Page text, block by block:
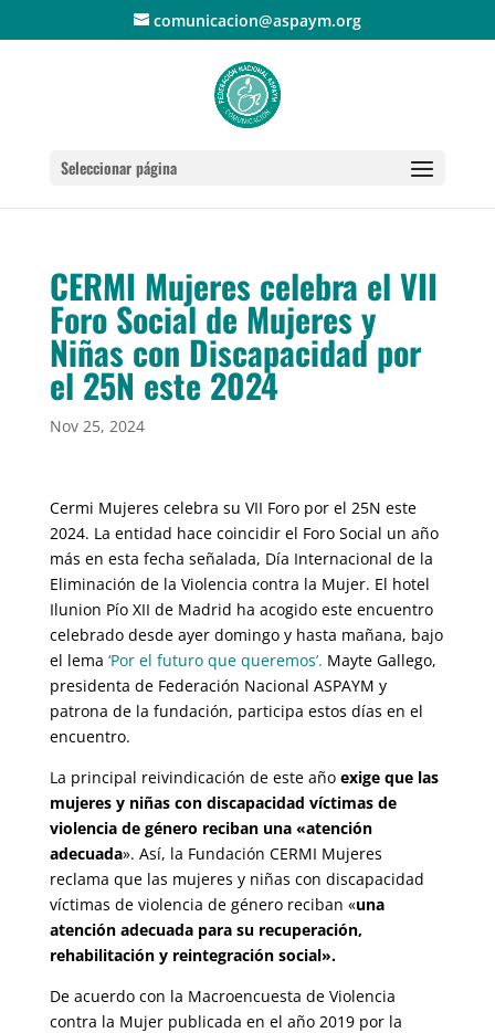
comunicacion@aspaym.org
Seleccionar página
CERMI Mujeres celebra el VII
Foro Social de Mujeres y
Niñas con Discapacidad por
el 25N este 2024
Nov 25, 2024
Cermi Mujeres celebra su VII Foro por el 25N este
2024. La entidad hace coincidir el Foro Social un año
más en esta fecha señalada, Día Internacional de la
Eliminación de la Violencia contra la Mujer. El hotel
Ilunion Pío XII de Madrid ha acogido este encuentro
celebrado desde ayer domingo y hasta mañana, bajo
el lema ‘Por el futuro que queremos’. Mayte Gallego,
presidenta de Federación Nacional ASPAYM y
patrona de la fundación, participa estos días en el
encuentro.
La principal reivindicación de este año exige que las
mujeres y niñas con discapacidad víctimas de
violencia de género reciban una «atención
adecuada». Así, la Fundación CERMI Mujeres
reclama que las mujeres y niñas con discapacidad
víctimas de violencia de género reciban «una
atención adecuada para su recuperación,
rehabilitación y reintegración social».
De acuerdo con la Macroencuesta de Violencia
contra la Mujer publicada en el año 2019 por la